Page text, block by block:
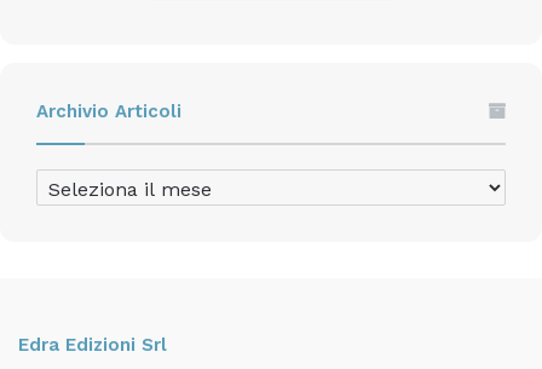
Archivio Articoli
Archivio
Articoli
Edra Edizioni Srl